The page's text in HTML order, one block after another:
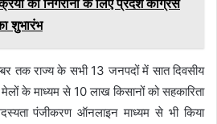
शुभारंभ
तक राज्य के सभी 13 जनपदों में सात दिवसीय
के माध्यम से 10 लाख किसानों को सहकारिता
पंजीकरण ऑनलाइन माध्यम से भी किया